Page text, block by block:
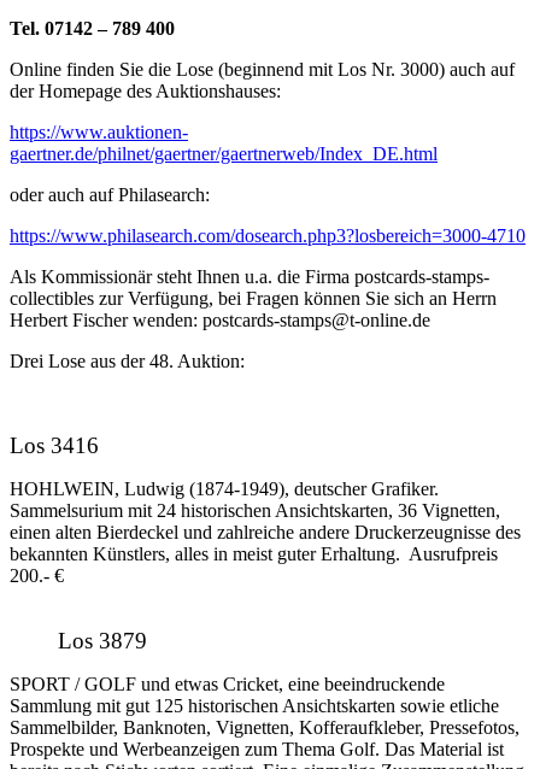
Tel. 07142 – 789 400
Online finden Sie die Lose (beginnend mit Los Nr. 3000) auch auf
der Homepage des Auktionshauses:
https://www.auktionen-
gaertner.de/philnet/gaertner/gaertnerweb/Index_DE.html
oder auch auf Philasearch:
https://www.philasearch.com/dosearch.php3?losbereich=3000-4710
Als Kommissionär steht Ihnen u.a. die Firma postcards-stamps-
collectibles zur Verfügung, bei Fragen können Sie sich an Herrn
Herbert Fischer wenden: postcards-stamps@t-online.de
Drei Lose aus der 48. Auktion:
Los 3416
HOHLWEIN, Ludwig (1874-1949), deutscher Grafiker.
Sammelsurium mit 24 historischen Ansichtskarten, 36 Vignetten,
einen alten Bierdeckel und zahlreiche andere Druckerzeugnisse des
bekannten Künstlers, alles in meist guter Erhaltung. Ausrufpreis
200.- €
Los 3879
SPORT / GOLF und etwas Cricket, eine beeindruckende
Sammlung mit gut 125 historischen Ansichtskarten sowie etliche
Sammelbilder, Banknoten, Vignetten, Kofferaufkleber, Pressefotos,
Prospekte und Werbeanzeigen zum Thema Golf. Das Material ist